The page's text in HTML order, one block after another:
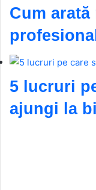
Cum
5 lucruri
ajungi la